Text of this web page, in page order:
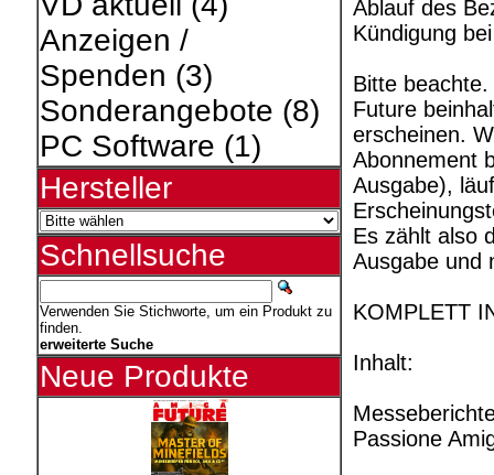
Anzeigen /
Spenden (3)
Sonderangebote (8)
PC Software (1)
Hersteller
Schnellsuche
Verwenden Sie Stichworte, um ein Produkt zu
finden.
erweiterte Suche
Neue Produkte
Ablauf des
Kündigung
Bitte
Future
erscheinen.
Abonnement
Ausgabe),
Es zählt also
Ausgabe und
KOMPLETT
Inhalt:
Passione